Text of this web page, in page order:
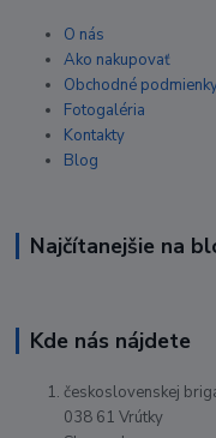
O nás
Ako nakupovať
Obchodné
Fotogaléria
Kontakty
Blog
Najčítanejšie na
Kde nás nájdete
československej
038 61 Vrútky